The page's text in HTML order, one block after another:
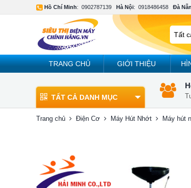
Hồ Chí Minh: 0902787139 Hà Nội: 0918486458 Đà
TRANG CHỦ GIỚI THIỆU
TẤT CẢ DANH MỤC
Trang chủ Điện Cơ Máy Hút Nhớt Máy hút